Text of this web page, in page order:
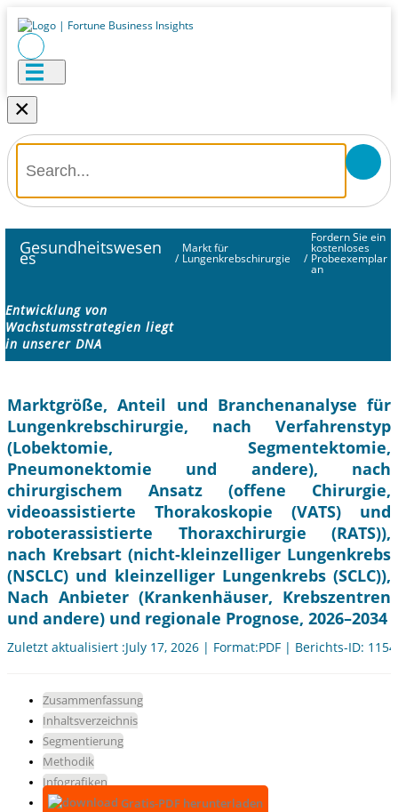
×
Gesundheitswesen
es /
Markt für
Lungenkrebschirurgie /
Fordern Sie ein
kostenloses
Probeexemplar
an
Entwicklung von
Wachstumsstrategien liegt
in unserer DNA
Marktgröße, Anteil und Branchenanalyse für
Lungenkrebschirurgie, nach Verfahrenstyp
(Lobektomie, Segmentektomie,
Pneumonektomie und andere), nach
chirurgischem Ansatz (offene Chirurgie,
videoassistierte Thorakoskopie (VATS) und
roboterassistierte Thoraxchirurgie (RATS)),
nach Krebsart (nicht-kleinzelliger Lungenkrebs
(NSCLC) und kleinzelliger Lungenkrebs (SCLC)),
Nach Anbieter (Krankenhäuser, Krebszentren
und andere) und regionale Prognose, 2026–2034
Zuletzt aktualisiert :July 17, 2026 | Format:PDF | Berichts-ID:
Zusammenfassung
Inhaltsverzeichnis
Segmentierung
Methodik
Infografiken
Gratis-PDF herunterladen